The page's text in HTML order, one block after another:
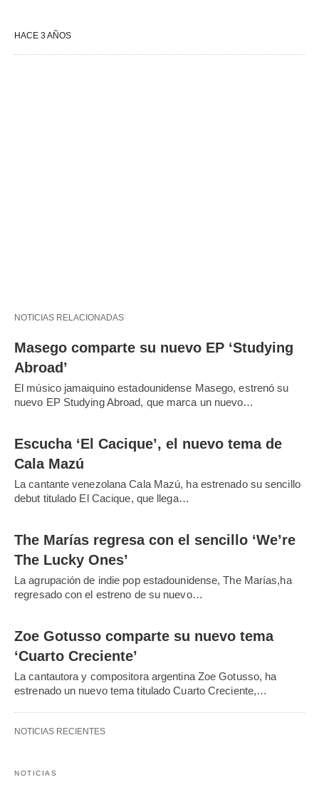
HACE 3 AÑOS
NOTICIAS RELACIONADAS
Masego comparte su nuevo EP ‘Studying
Abroad’
El músico jamaiquino estadounidense Masego, estrenó su
nuevo EP Studying Abroad, que marca un nuevo…
Escucha ‘El Cacique’, el nuevo tema de
Cala Mazú
La cantante venezolana Cala Mazú, ha estrenado su sencillo
debut titulado El Cacique, que llega…
The Marías regresa con el sencillo ‘We’re
The Lucky Ones’
La agrupación de indie pop estadounidense, The Marías,ha
regresado con el estreno de su nuevo…
Zoe Gotusso comparte su nuevo tema
‘Cuarto Creciente’
La cantautora y compositora argentina Zoe Gotusso, ha
estrenado un nuevo tema titulado Cuarto Creciente,…
NOTICIAS RECIENTES
NOTICIAS